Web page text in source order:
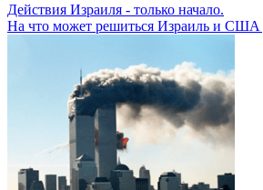
Действия Израиля - только начало.
На что может решиться Израиль и США